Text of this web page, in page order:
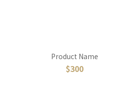
Product Name
$300